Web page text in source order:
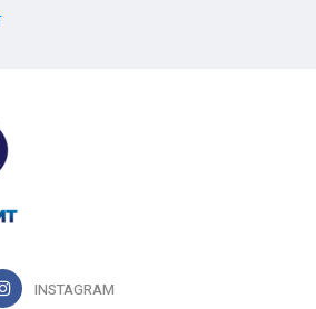
INSTAGRAM